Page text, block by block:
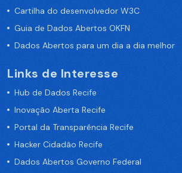
Cartilha do desenvolvedor W3C
Guia de Dados Abertos OKFN
Dados Abertos para um dia a dia melhor
Links de Interesse
Hub de Dados Recife
Inovação Aberta Recife
Portal da Transparência Recife
Hacker Cidadão Recife
Dados Abertos Governo Federal